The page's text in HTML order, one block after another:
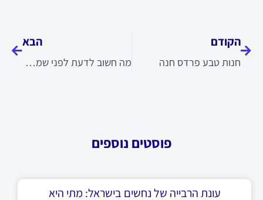
הקודם
חנות טבע פרדס חנה
הבא
מה חשוב לדעת לפני שמבצעים עבודות גמר בבניין?
פוסטים נוספים
עונת הרבייה של נחשים בישראל: מתי היא